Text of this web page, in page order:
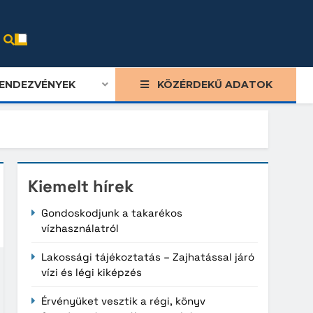
KÖZÉRDEKŰ ADATOK
Kiemelt hírek
Gondoskodjunk a takarékos
vízhasználatról
Lakossági tájékoztatás – Zajhatással járó
vízi és légi kiképzés
Érvényüket vesztik a régi, könyv